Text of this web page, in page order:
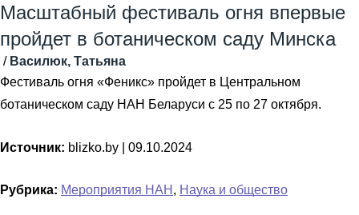
Масштабный фестиваль огня впервые
пройдет в ботаническом саду Минска
/ Василюк, Татьяна
Фестиваль огня «Феникс» пройдет в Центральном
ботаническом саду НАН Беларуси с 25 по 27 октября.
Источник: blizko.by | 09.10.2024
Рубрика: Мероприятия НАН , Наука и общество